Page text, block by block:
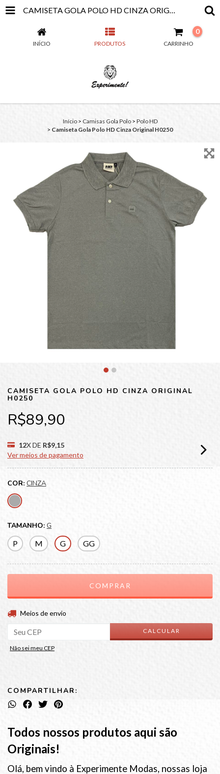
CAMISETA GOLA POLO HD CINZA ORIGINAL H0250
INÍCIO PRODUTOS CARRINHO
0
Início > Camisas Gola Polo > Polo HD
> Camiseta Gola Polo HD Cinza Original H0250
CAMISETA GOLA POLO HD CINZA ORIGINAL
H0250
R$89,90
12X DE R$9,15
Ver meios de pagamento
COR: CINZA
TAMANHO: G
P
M G GG
Entregas para o CEP:
Meios de envio
CALCULAR
Não sei meu CEP
COMPARTILHAR:
Todos nossos produtos aqui são
Originais!
Olá, bem vindo à Experimente Modas, nossas loja